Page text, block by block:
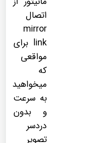
اتصال
mirror
link برای
مواقعی
که
میخواهید
به سرعت
و بدون
دردسر
تصویر